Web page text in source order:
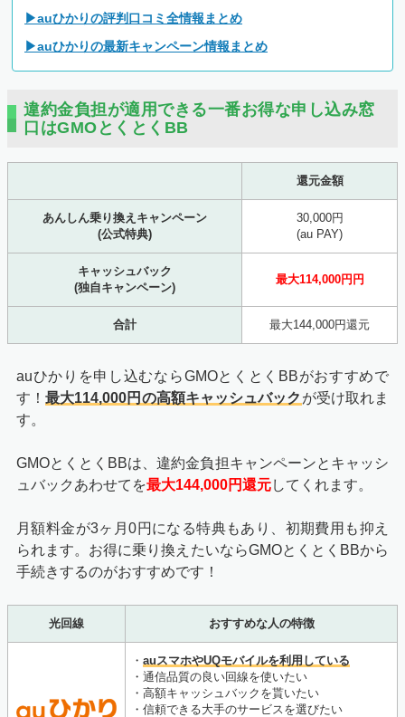
▶auひかりの評判口コミ全情報まとめ
▶auひかりの最新キャンペーン情報まとめ
違約金負担が適用できる一番お得な申し込み窓
口はGMOとくとくBB
還元金額
あんしん乗り換えキャンペーン
(公式特典)
30,000円
(au PAY)
キャッシュバック
(独自キャンペーン)
最大114,000円円
合計 最大144,000円還元
auひかりを申し込むならGMOとくとくBBがおすすめで
す！最大114,000円の高額キャッシュバック が受け取れま
す。
GMOとくとくBBは、違約金負担キャンペーンとキャッシ
ュバックあわせてを最大144,000円還元してくれます。
月額料金が3ヶ月0円になる特典もあり、初期費用も抑え
られます。お得に乗り換えたいならGMOとくとくBBから
手続きするのがおすすめです！
光回線 おすすめな人の特徴
・ auスマホやUQモバイルを利用している
・通信品質の良い回線を使いたい
・高額キャッシュバックを貰いたい
・信頼できる大手のサービスを選びたい